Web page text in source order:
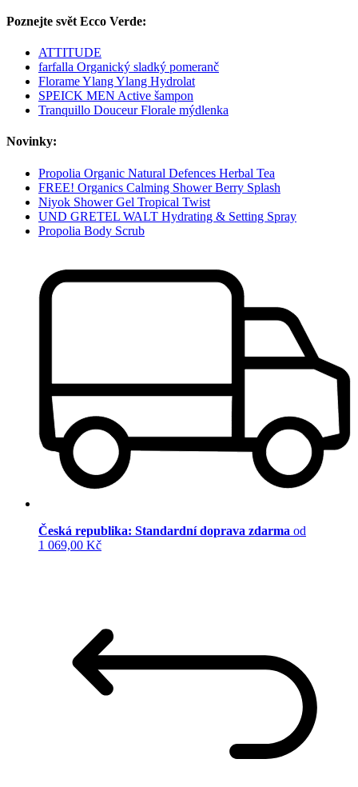
Poznejte svět Ecco Verde:
ATTITUDE
farfalla Organický sladký pomeranč
Florame Ylang Ylang Hydrolat
SPEICK MEN Active šampon
Tranquillo Douceur Florale mýdlenka
Novinky:
Propolia Organic Natural Defences Herbal Tea
FREE! Organics Calming Shower Berry Splash
Niyok Shower Gel Tropical Twist
UND GRETEL WALT Hydrating & Setting Spray
Propolia Body Scrub
Česká republika: Standardní doprava zdarma od
1 069,00 Kč